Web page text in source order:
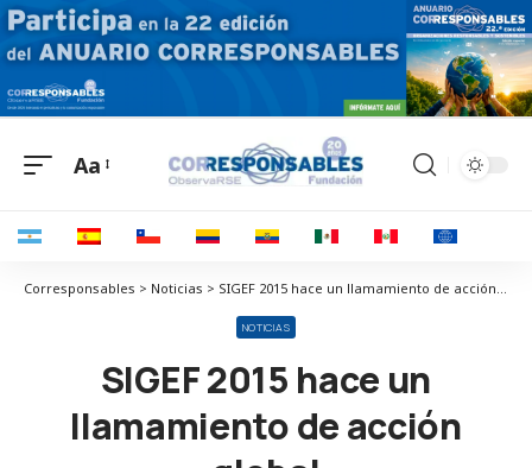
Aa
Corresponsables > Noticias > SIGEF 2015 hace un llamamiento de acción global
NOTICIAS
SIGEF 2015 hace un
llamamiento de acción